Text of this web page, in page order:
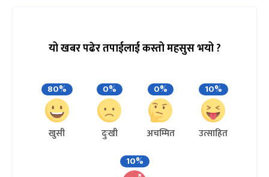
यो खबर पढेर तपाईलाई कस्तो महसुस भयो ?
80%
खुसी
0%
दुःखी
0%
अचम्मित
10%
उत्साहित
10%